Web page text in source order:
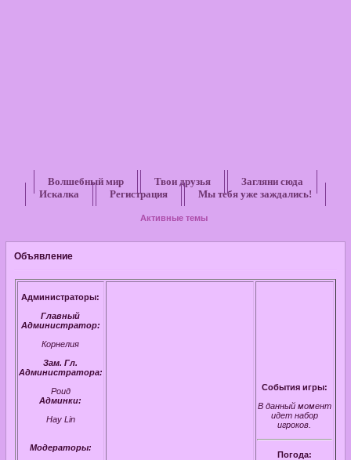
Волшебный мир Твои друзья
Загляни сюда
Искалка
Регистрация Мы тебя уже заждались!
Активные темы
Объявление
Администраторы:
Главный
Администратор:
Корнелия
Зам. Гл.
Администратора:
Роид
Админки:
Hay Lin
Модераторы:
События игры:
В данный момент
идет набор
игроков.
Погода: